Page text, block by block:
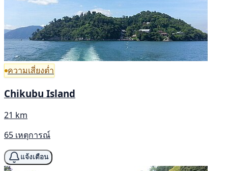
ความเสี่ยงต่ำ
Chikubu Island
21 km
65 เหตุการณ์
แจ้งเตือน